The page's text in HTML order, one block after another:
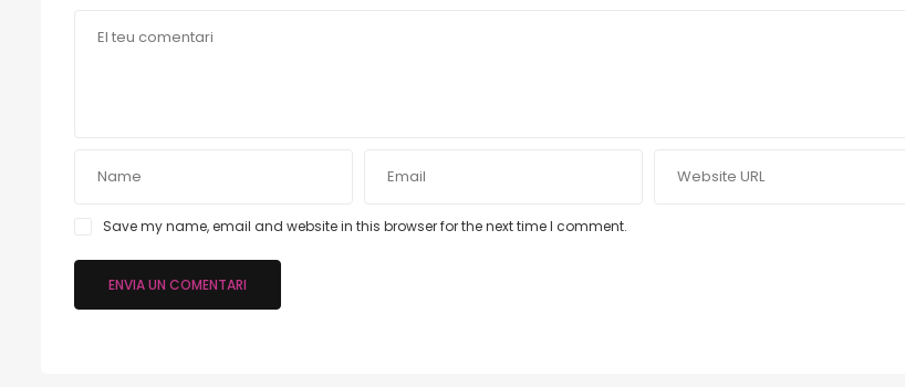
Save my name, email and website in this browser for the next time I comment.